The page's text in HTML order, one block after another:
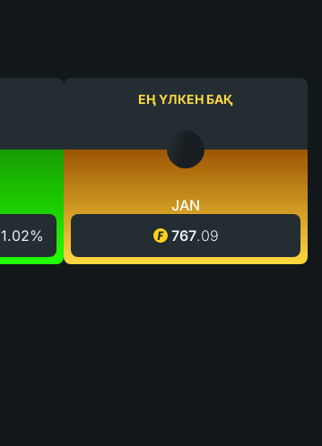
1.02%
ЕҢ ҮЛКЕН БАҚ
JAN
767.09